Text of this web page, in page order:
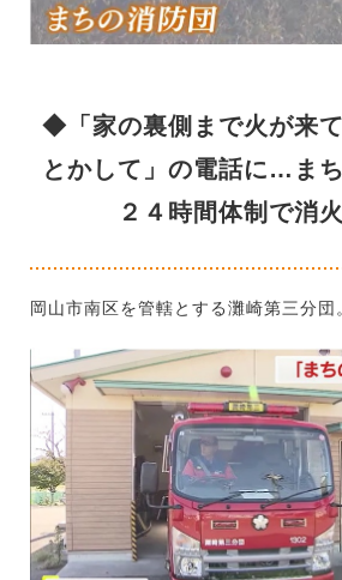
◆「家の裏側まで火が来
とかして」の電話に…ま
２４時間体制で消
岡山市南区を管轄とする灘崎第三分団